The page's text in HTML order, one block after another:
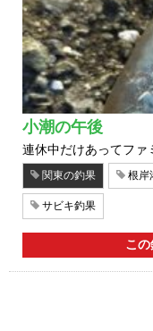
小潮の午後
連休中だけあってファ
関東の釣果 根岸
サビキ釣果
こ